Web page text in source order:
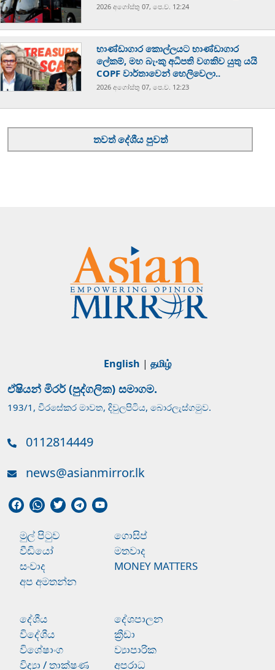
2026 අගෝස්‍තු 07, පෙ.ව. 12:24
භාණ්ඩාගාර කොල්ලයට භාණ්ඩාගාර
ලේකම්, මහ බැංකු අධිපති වගකිව යුතු යයි
COPF වාර්තාවෙන් හෙලිවෙලා..
2026 අගෝස්‍තු 07, පෙ.ව. 12:23
තවත් දේශීය පුවත්
English | தமிழ்
ඒෂියන් මිරර් (පුද්ගලික) සමාගම.
193/1, වීරසේකර මාවත, දිවුලපිටිය, බොරලැස්ගමුව.
0112814449
news@asianmirror.lk
මුල් පිටුව
ගොසිප්
වීඩියෝ
මතවාද
සංවාද
MONEY MATTERS
අප අමතන්න
දේශීය
දේශපාලන
විදේශීය
ක්‍රීඩා
විශේෂාංග
ව්‍යාපාරික
විද්‍යා / තාක්ෂණ
අපරාධ